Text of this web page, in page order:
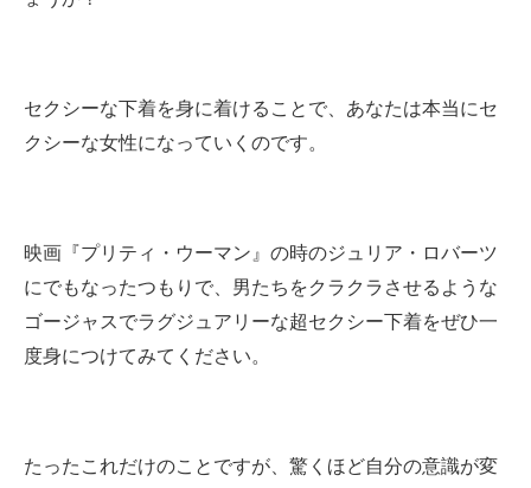
セクシーな下着を身に着けることで、あなたは本当にセ
クシーな女性になっていくのです。
映画『プリティ・ウーマン』の時のジュリア・ロバーツ
にでもなったつもりで、男たちをクラクラさせるような
ゴージャスでラグジュアリーな超セクシー下着をぜひ一
度身につけてみてください。
たったこれだけのことですが、驚くほど自分の意識が変